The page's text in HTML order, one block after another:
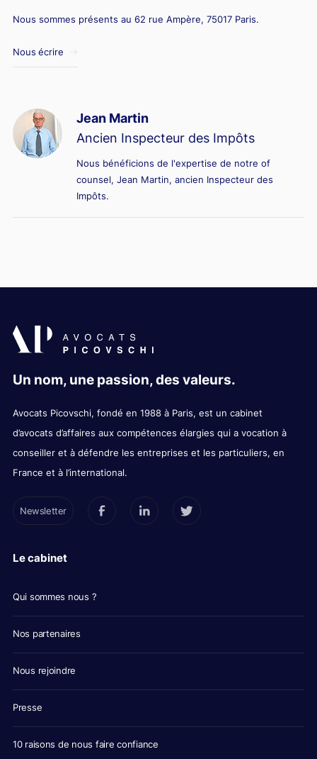
Nous sommes présents au 62 rue Ampère, 75017 Paris.
Nous écrire
Jean Martin
Ancien Inspecteur des Impôts
Nous bénéficions de l'expertise de notre of
counsel, Jean Martin, ancien Inspecteur des
Impôts.
Un nom, une passion, des valeurs.
Avocats Picovschi, fondé en 1988 à Paris, est un cabinet
d’avocats d’affaires aux compétences élargies qui a vocation à
conseiller et à défendre les entreprises et les particuliers, en
France et à l’international.
Newsletter
Le cabinet
Qui sommes nous ?
Nos partenaires
Nous rejoindre
Presse
10 raisons de nous faire confiance